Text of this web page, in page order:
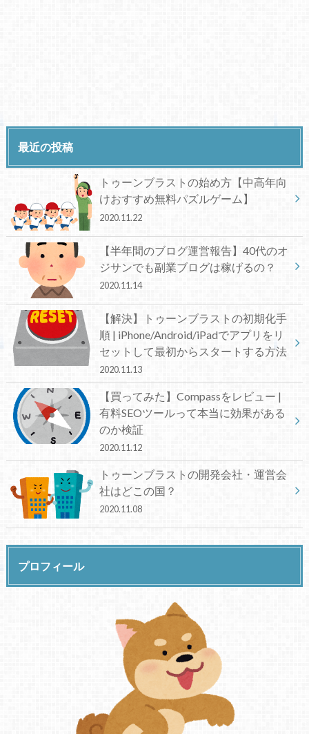
最近の投稿
トゥーンブラストの始め方【中高年向
けおすすめ無料パズルゲーム】
2020.11.22
【半年間のブログ運営報告】40代のオ
ジサンでも副業ブログは稼げるの？
2020.11.14
【解決】トゥーンブラストの初期化手
順 | iPhone/Android/iPadでアプリをリ
セットして最初からスタートする方法
2020.11.13
【買ってみた】Compassをレビュー |
有料SEOツールって本当に効果がある
のか検証
2020.11.12
トゥーンブラストの開発会社・運営会
社はどこの国？
2020.11.08
プロフィール